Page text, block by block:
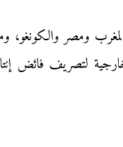
ومصر والكونغو،
لتصريف فائض